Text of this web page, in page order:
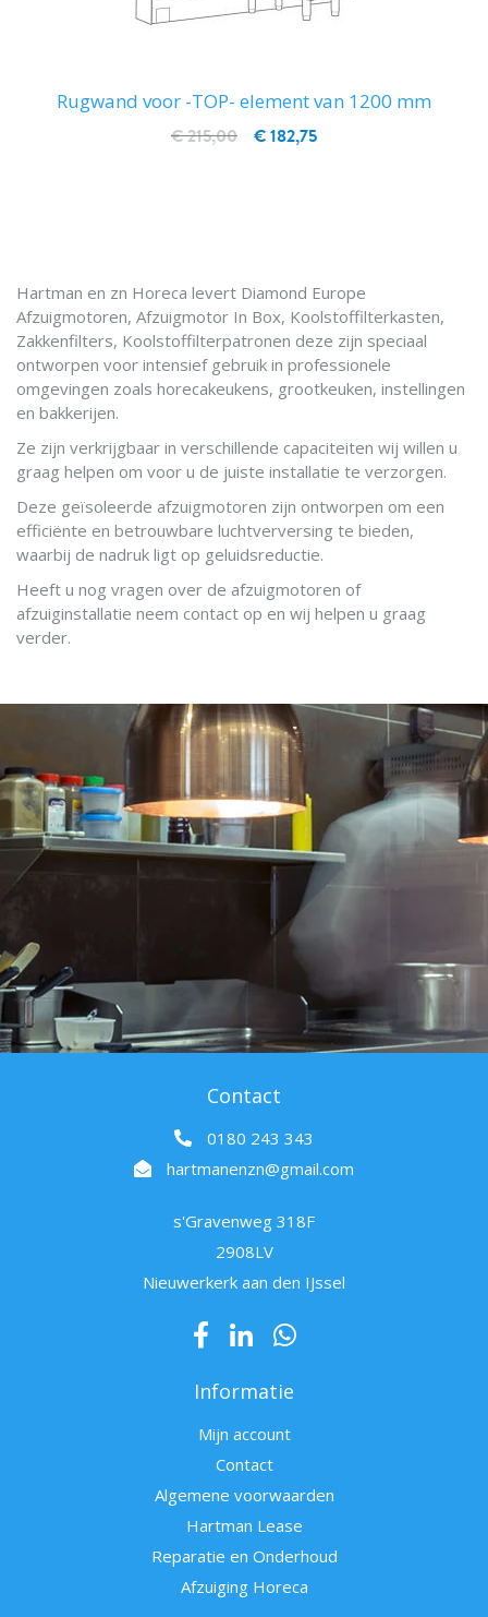
Rugwand voor -TOP- element van 1200 mm
€ 182,75
€ 215,00
Hartman en zn Horeca levert Diamond Europe
Afzuigmotoren, Afzuigmotor In Box, Koolstoffilterkasten,
Zakkenfilters, Koolstoffilterpatronen deze zijn speciaal
ontworpen voor intensief gebruik in professionele
omgevingen zoals horecakeukens, grootkeuken, instellingen
en bakkerijen.
Ze zijn verkrijgbaar in verschillende capaciteiten wij willen u
graag helpen om voor u de juiste installatie te verzorgen.
Deze geïsoleerde afzuigmotoren zijn ontworpen om een
efficiënte en betrouwbare luchtverversing te bieden,
waarbij de nadruk ligt op geluidsreductie.
Heeft u nog vragen over de afzuigmotoren of
afzuiginstallatie neem contact op en wij helpen u graag
verder.
Contact
0180 243 343
hartmanenzn@gmail.com
s'Gravenweg 318F
2908LV
Nieuwerkerk aan den IJssel
Informatie
Mijn account
Contact
Algemene voorwaarden
Hartman Lease
Reparatie en Onderhoud
Afzuiging Horeca